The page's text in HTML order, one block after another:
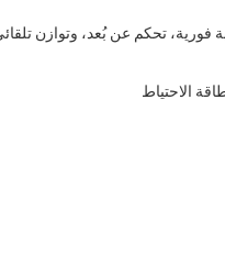
فورية، تحكم عن بُعد، وتوازن